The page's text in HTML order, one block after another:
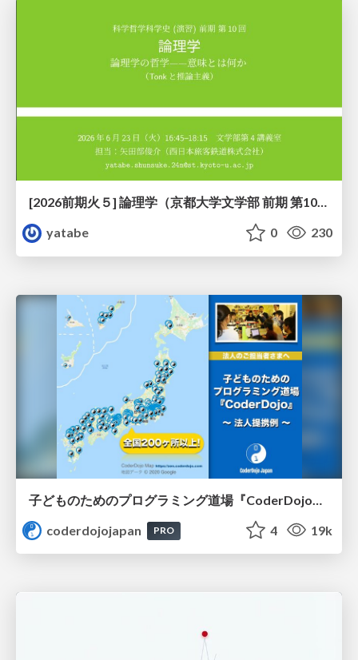
[2026前期火５] 論理学（京都大学文学部 前期 第10回）「論理学の哲学——意味とは何か（Tonkと推論主義）」
yatabe
0 230
coderdojojapan
PRO 4 19k